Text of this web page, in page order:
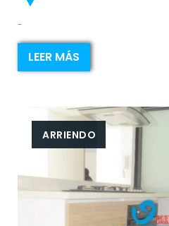
-
LEER MÁS
ARRIENDO